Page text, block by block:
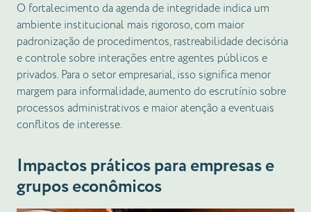
O fortalecimento da agenda de integridade indica um
ambiente institucional mais rigoroso, com maior
padronização de procedimentos, rastreabilidade decisória
e controle sobre interações entre agentes públicos e
privados. Para o setor empresarial, isso significa menor
margem para informalidade, aumento do escrutínio sobre
processos administrativos e maior atenção a eventuais
conflitos de interesse.
Impactos práticos para empresas e
grupos econômicos